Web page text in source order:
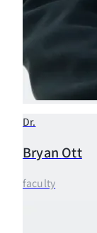
Dr.
Bryan Ott
faculty